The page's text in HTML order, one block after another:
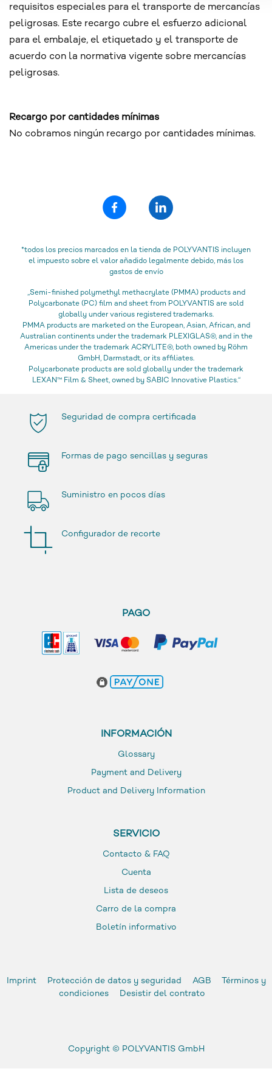
requisitos especiales para el transporte de mercancías
peligrosas. Este recargo cubre el esfuerzo adicional
para el embalaje, el etiquetado y el transporte de
acuerdo con la normativa vigente sobre mercancías
peligrosas.
Recargo por cantidades mínimas
No cobramos ningún recargo por cantidades mínimas.
*todos los precios marcados en la tienda de POLYVANTIS incluyen
el impuesto sobre el valor añadido legalmente debido, más los
gastos de envío
„Semi-finished polymethyl methacrylate (PMMA) products and
Polycarbonate (PC) film and sheet from POLYVANTIS are sold
globally under various registered trademarks.
PMMA products are marketed on the European, Asian, African, and
Australian continents under the trademark PLEXIGLAS®, and in the
Americas under the trademark ACRYLITE®, both owned by Röhm
GmbH, Darmstadt, or its affiliates.
Polycarbonate products are sold globally under the trademark
LEXAN™ Film & Sheet, owned by SABIC Innovative Plastics.“
Seguridad de compra certificada
Formas de pago sencillas y seguras
Suministro en pocos días
Configurador de recorte
PAGO
INFORMACIÓN
Glossary
Payment and Delivery
Product and Delivery Information
SERVICIO
Contacto & FAQ
Cuenta
Lista de deseos
Carro de la compra
Boletín informativo
Imprint Protección de datos y seguridad AGB
Términos y
condiciones
Desistir del contrato
Copyright © POLYVANTIS GmbH